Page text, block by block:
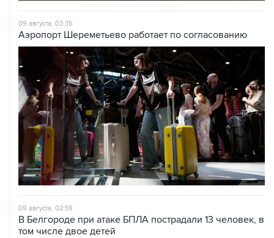
09 августа, 03:35
Аэропорт Шереметьево работает по согласованию
09 августа, 02:59
В Белгороде при атаке БПЛА пострадали 13 человек, в
том числе двое детей